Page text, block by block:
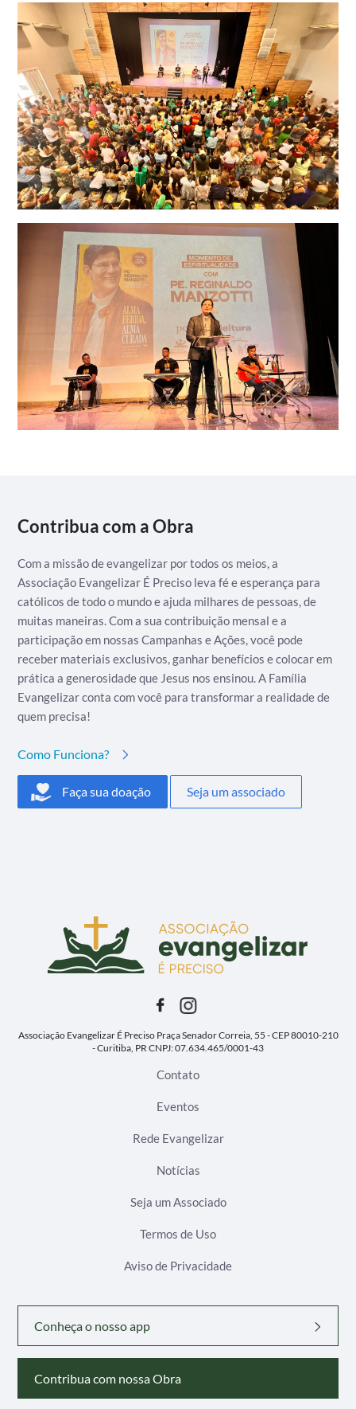
Contribua com a Obra
Com a missão de evangelizar por todos os meios, a
Associação Evangelizar É Preciso leva fé e esperança para
católicos de todo o mundo e ajuda milhares de pessoas, de
muitas maneiras. Com a sua contribuição mensal e a
participação em nossas Campanhas e Ações, você pode
receber materiais exclusivos, ganhar benefícios e colocar em
prática a generosidade que Jesus nos ensinou. A Família
Evangelizar conta com você para transformar a realidade de
quem precisa!
Como Funciona?
Faça sua doação Seja um associado
Associação Evangelizar É PrecisoPraça Senador Correia, 55 - CEP 80010-210
- Curitiba, PRCNPJ: 07.634.465/0001-43
Contato
Eventos
Rede Evangelizar
Notícias
Seja um Associado
Termos de Uso
Aviso de Privacidade
Conheça o nosso app
Contribua com nossa Obra